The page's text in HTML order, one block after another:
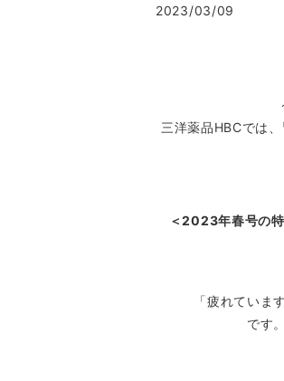
2023/03/09
三洋薬品HBCでは
＜2023年春号の特
「疲れてい
です